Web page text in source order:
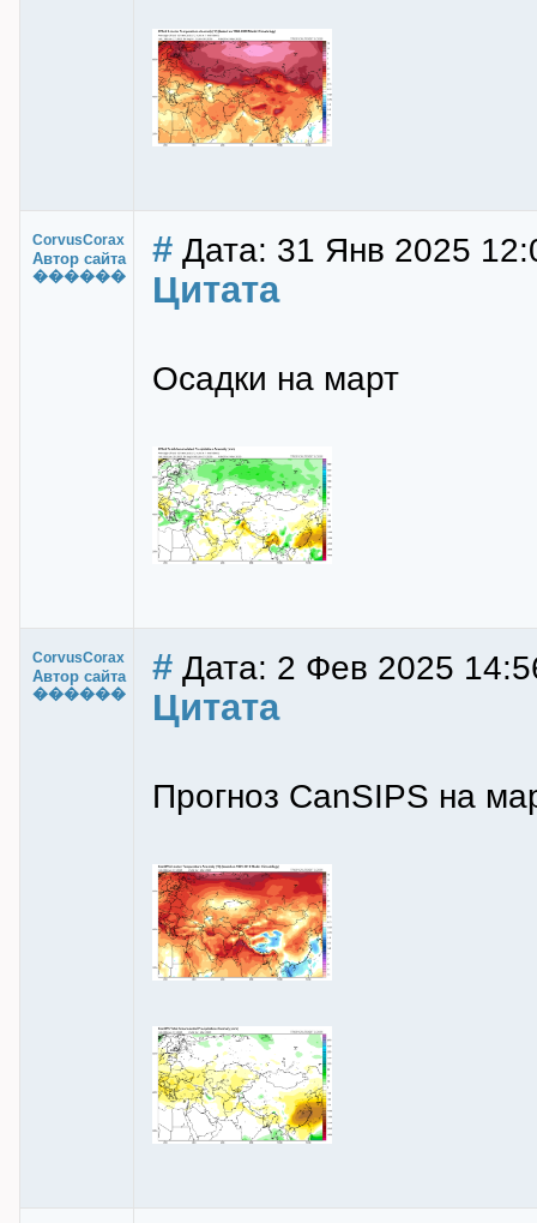
CorvusCorax
Автор сайта
������
# Дата: 31 Янв 2025
Цитата
Осадки на март
CorvusCorax
Автор сайта
������
# Дата: 2 Фев 2025
Цитата
Прогноз CanSIPS на